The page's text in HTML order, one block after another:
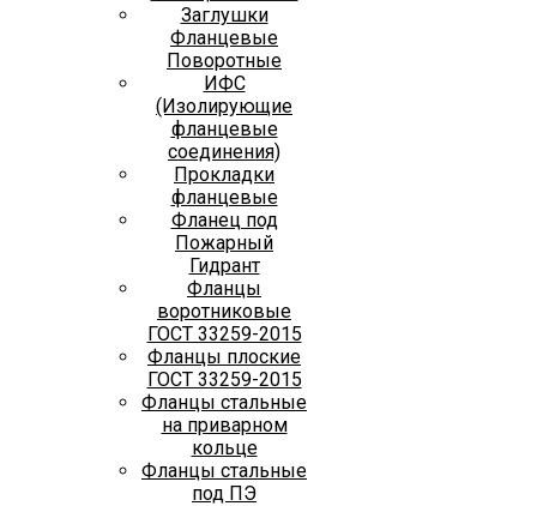
Заглушки
Фланцевые
Поворотные
ИФС
(Изолирующие
фланцевые
соединения)
Прокладки
фланцевые
Фланец под
Пожарный
Гидрант
Фланцы
воротниковые
ГОСТ 33259-2015
Фланцы плоские
ГОСТ 33259-2015
Фланцы стальные
на приварном
кольце
Фланцы стальные
под ПЭ